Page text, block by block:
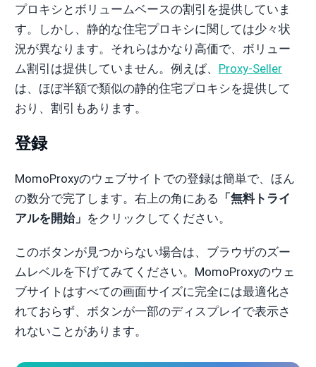
プロキシとボリュームベースの割引を提供していま
す。しかし、静的な住宅プロキシに関しては少々状
況が異なります。それらはかなり高価で、ボリュー
ム割引は提供していません。例えば、 Proxy-Seller
は、ほぼ半額で類似の静的住宅プロキシを提供して
おり、割引もあります。
登録
MomoProxyのウェブサイトでの登録は簡単で、ほん
の数分で完了します。右上の角にある 「無料トライ
アルを開始」 をクリックしてください。
このボタンが見つからない場合は、ブラウザのズー
ムレベルを下げてみてください。MomoProxyのウェ
ブサイトはすべての画面サイズに完全には最適化さ
れておらず、ボタンが一部のディスプレイで表示さ
れないことがあります。